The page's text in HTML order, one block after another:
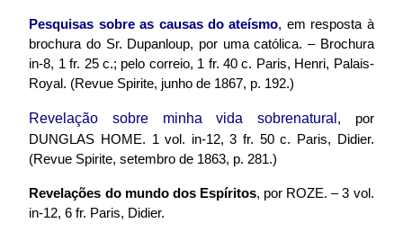
Pesquisas sobre as causas do ateísmo, em resposta à
brochura do Sr. Dupanloup, por uma católica. – Brochura
in-8, 1 fr. 25 c.; pelo correio, 1 fr. 40 c. Paris, Henri, Palais-
Royal. (Revue Spirite, junho de 1867, p. 192.)
Revelação sobre minha vida sobrenatural , por
DUNGLAS HOME. 1 vol. in-12, 3 fr. 50 c. Paris, Didier.
(Revue Spirite, setembro de 1863, p. 281.)
Revelações do mundo dos Espíritos, por ROZE. – 3 vol.
in-12, 6 fr. Paris, Didier.